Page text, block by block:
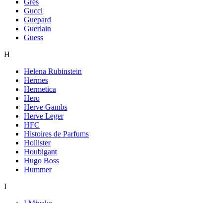
Gucci
Guepard
Guerlain
Guess
H
Helena Rubinstein
Hermes
Hermetica
Hero
Herve Gambs
Herve Leger
HFC
Histoires de Parfums
Hollister
Houbigant
Hugo Boss
Hummer
I